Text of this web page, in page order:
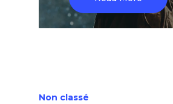
Non classé